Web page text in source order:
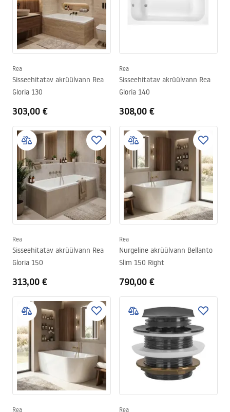
Rea
Sisseehitatav akrüülvann Rea
Gloria 130
303,00 €
Rea
Sisseehitatav akrüülvann Rea
Gloria 140
308,00 €
Rea
Sisseehitatav akrüülvann Rea
Gloria 150
313,00 €
Rea
Nurgeline akrüülvann Bellanto
Slim 150 Right
790,00 €
Rea Rea